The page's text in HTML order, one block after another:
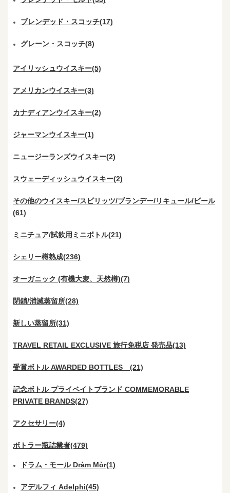
ブレンデッド・スコッチ(17)
グレーン・スコッチ(8)
アイリッシュウイスキー(5)
アメリカンウイスキー(3)
カナディアンウイスキー(2)
ジャーマンウイスキー(1)
ニュージーランズウイスキー(2)
スウェーディッシュウイスキー(2)
その他のウイスキー/スピリッツ/ブランデー/リキュール/ビール
(61)
ミニチュア/試飲用ミニボトル(21)
シェリー樽熟成(236)
オーガニック (有機大麦、天然樽)(7)
閉鎖/消滅蒸留所(28)
新しい蒸留所(31)
TRAVEL RETAIL EXCLUSIVE 旅行免税店 発売品(13)
受賞ボトル AWARDED BOTTLES (21)
記念ボトル プライベイトブランド COMMEMORABLE
PRIVATE BRANDS(27)
アクセサリー(4)
ボトラー瓶詰業者(479)
ドラム・モール Dràm Mòr(1)
アデルフィ Adelphi(45)